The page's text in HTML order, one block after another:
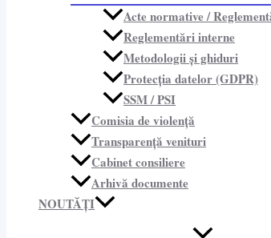
Acte normative /
Reglementări interne
Metodologii și ghiduri
Protecția datelor (GDPR)
SSM / PSI
Comisia de violență
Transparență venituri
Cabinet consiliere​
Arhivă documente
NOUTĂȚI